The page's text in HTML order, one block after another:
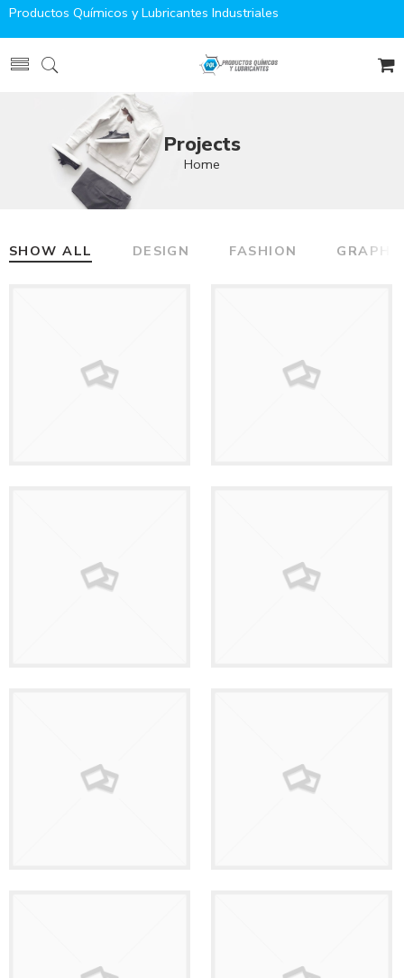
Productos Químicos y Lubricantes Industriales
Projects
Home
SHOW ALL DESIGN FASHION